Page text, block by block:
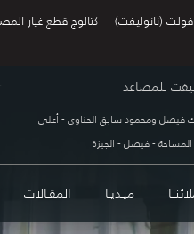
كتالوج قطع غيار
للمصاعد
فيصل ومحمود سابق الحناوى - أعلى
- فيصل - الجيزة
ميـديـا المقـالات